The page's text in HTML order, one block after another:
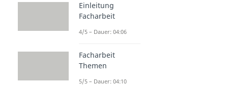
Einleitung
Facharbeit
4/5 – Dauer: 04:06
Facharbeit
Themen
5/5 – Dauer: 04:10